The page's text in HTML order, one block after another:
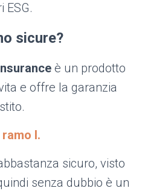
ESG.
sicure?
è un prodotto
e offre la garanzia
I.
sicuro, visto
senza dubbio è un